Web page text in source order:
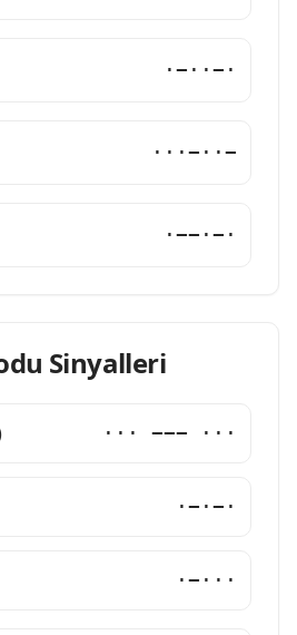
·−··−·
···−··−
·−−·−·
Sinyalleri
··· −−− ···
·−·−·
·−···